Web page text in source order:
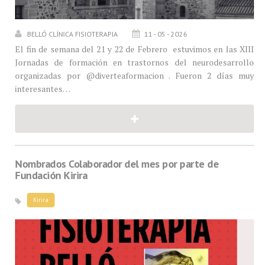
BELLÓ CLÍNICA FISIOTERAPIA 11 - 05 - 2026
El fin de semana del 21 y 22 de Febrero estuvimos en las XIII
Jornadas de formación en trastornos del neurodesarrollo
organizadas por @diverteaformacion . Fueron 2 días muy
interesantes…
Nombrados Colaborador del mes por parte de
Fundación Kirira
Kirira